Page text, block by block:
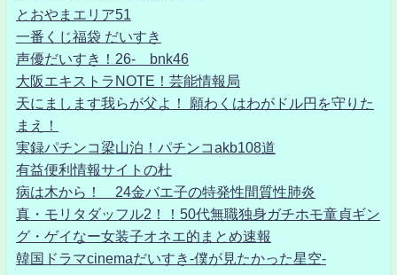
とおやまエリア51
一番くじ福袋 だいすき
声優だいすき！26- bnk46
大阪エキストラNOTE！芸能情報局
天にまします我らが父よ！ 願わくはわがドル円を守りた
まえ！
実録パチンコ梁山泊！パチンコakb108道
有益便利情報サイトの杜
病は木から！ 24金バエ子の特発性間質性肺炎
真・モリタダッフル2！！50代無職独身ガチホモ童貞ギン
グ・ゲイなー女装子オネエ的まとめ速報
韓国ドラマcinemaだいすき-僕が見たかった星空-